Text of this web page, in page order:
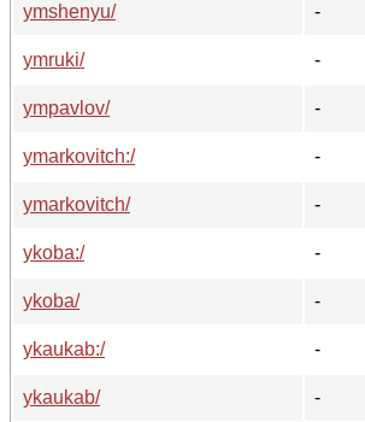
ymshenyu/ -
ymruki/
-
ympavlov/
-
ymarkovitch:/
-
ymarkovitch/
-
ykoba:/
-
ykoba/
-
ykaukab:/
-
ykaukab/
-